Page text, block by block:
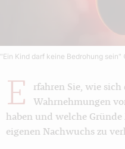
"Ein Kind darf keine Bedrohung sein"
E
rfahren Sie, wie
Wahrnehmungen
haben und welche
eigenen Nachwuchs zu